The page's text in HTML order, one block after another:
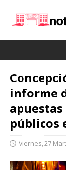
informe
públicos
Viernes, 27